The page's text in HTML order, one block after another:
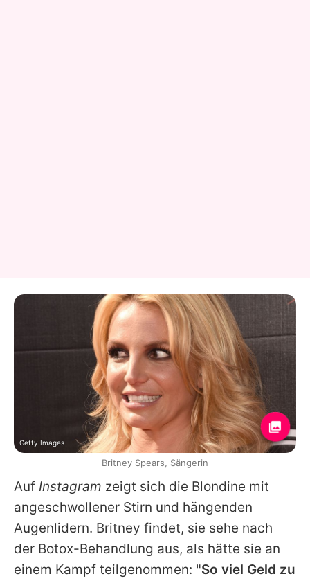
Auf Instagram zeigt sich die Blondine mit
angeschwollener Stirn und hängenden
Augenlidern. Britney findet, sie sehe nach
der Botox-Behandlung aus, als hätte sie an
einem Kampf teilgenommen: "So viel Geld zu
Getty Images
Britney Spears, Sängerin